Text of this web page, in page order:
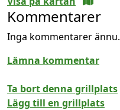
Kommentarer
Inga kommentarer ännu.
Lämna kommentar
Ta bort denna grillplats
Lägg till en grillplats